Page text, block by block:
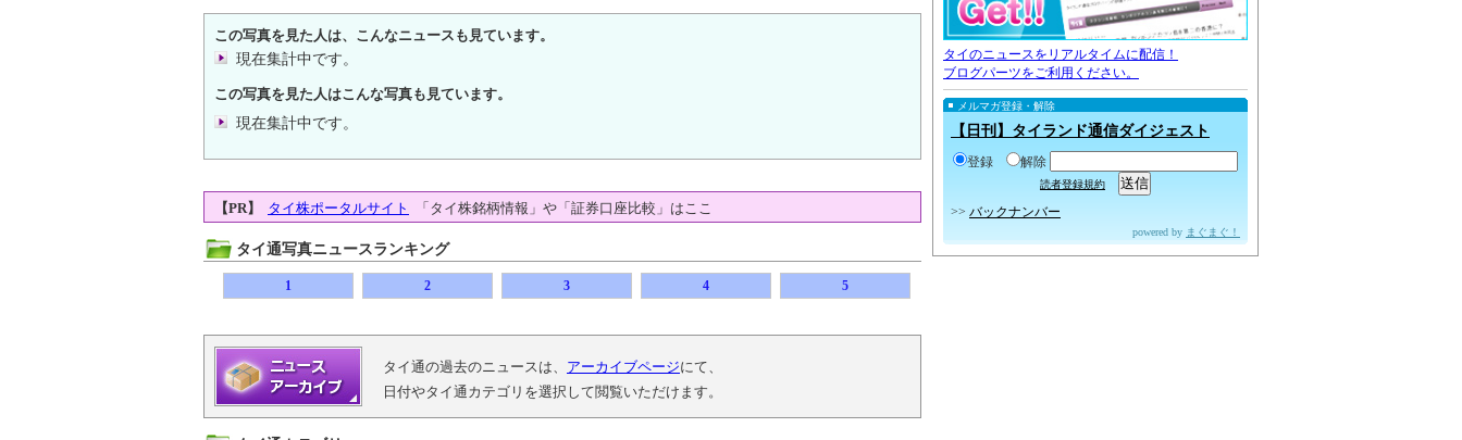
この写真を見た人は、こんなニュースも見ています。
現在集計中です。
この写真を見た人はこんな写真も見ています。
現在集計中です。
【PR】 タイ株ポータルサイト 「タイ株銘柄情報」や「証券口座比較」はここ
タイ通写真ニュースランキング
1 2 3 4 5
タイ通の過去のニュースは、 アーカイブページにて、
日付やタイ通カテゴリを選択して閲覧いただけます。
タイのニュースをリアルタイムに配信！
ブログパーツをご利用ください。
メルマガ登録・解除
【日刊】タイランド通信ダイジェスト
登録 解除
読者登録規約
>> バックナンバー
powered by まぐまぐ！